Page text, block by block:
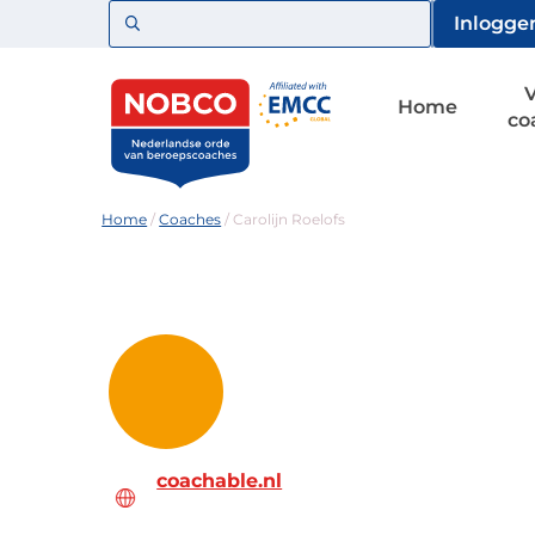
Zoeken
Home
Home /Coaches /Carolijn Roelofs
coachable.nl